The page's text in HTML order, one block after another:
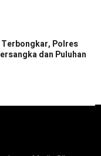
Polres
dan Puluhan